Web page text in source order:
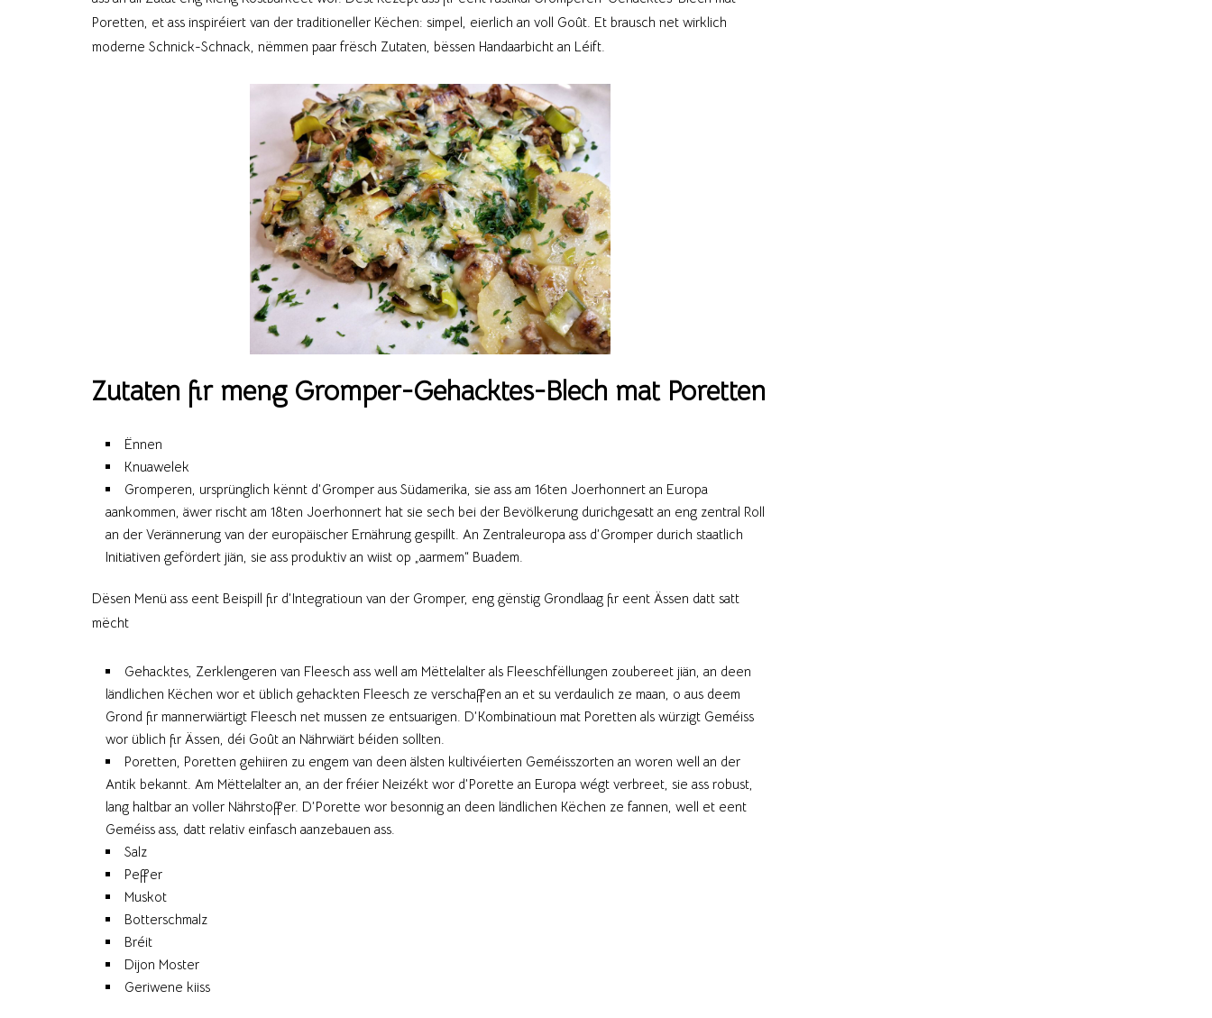
Poretten, et ass inspiréiert van der traditioneller Këchen: simpel, eierlich an voll Goût. Et brausch net wirklich
moderne Schnick-Schnack, nëmmen paar frësch Zutaten, bëssen Handaarbicht an Léift.
Zutaten fir meng Gromper-Gehacktes-Blech mat Poretten
Ënnen
Knuawelek
Gromperen, ursprünglich kënnt d’Gromper aus Südamerika, sie ass am 16ten Joerhonnert an Europa
aankommen, äwer rischt am 18ten Joerhonnert hat sie sech bei der Bevölkerung durichgesatt an eng zentral Roll
an der Verännerung van der europäischer Ernährung gespillt. An Zentraleuropa ass d’Gromper durich staatlich
Initiativen gefördert jiän, sie ass produktiv an wiist op „aarmem“ Buadem.
Dësen Menü ass eent Beispill fir d’Integratioun van der Gromper, eng gënstig Grondlaag fir eent Ässen datt satt
mëcht
Gehacktes, Zerklengeren van Fleesch ass well am Mëttelalter als Fleeschfëllungen zoubereet jiän, an deen
ländlichen Këchen wor et üblich gehackten Fleesch ze verschaffen an et su verdaulich ze maan, o aus deem
Grond fir mannerwiärtigt Fleesch net mussen ze entsuarigen. D’Kombinatioun mat Poretten als würzigt Geméiss
wor üblich fir Ässen, déi Goût an Nährwiärt béiden sollten.
Poretten, Poretten gehiiren zu engem van deen älsten kultivéierten Geméisszorten an woren well an der
Antik bekannt. Am Mëttelalter an, an der fréier Neizékt wor d’Porette an Europa wégt verbreet, sie ass robust,
lang haltbar an voller Nährstoffer. D’Porette wor besonnig an deen ländlichen Këchen ze fannen, well et eent
Geméiss ass, datt relativ einfasch aanzebauen ass.
Salz
Peffer
Muskot
Botterschmalz
Bréit
Dijon Moster
Geriwene kiiss